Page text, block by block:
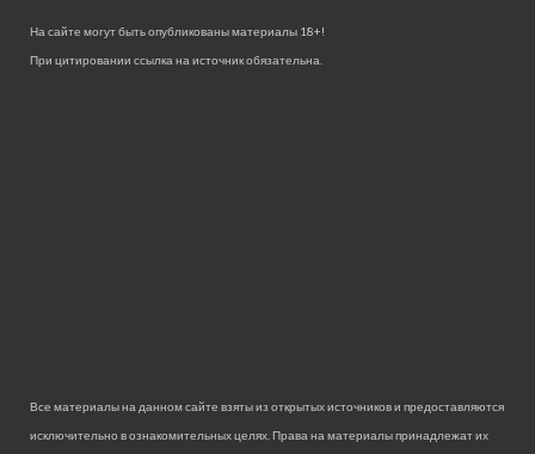
На сайте могут быть опубликованы материалы 18+!
При цитировании ссылка на источник обязательна.
Все материалы на данном сайте взяты из открытых источников и предоставляются
исключительно в ознакомительных целях. Права на материалы принадлежат их